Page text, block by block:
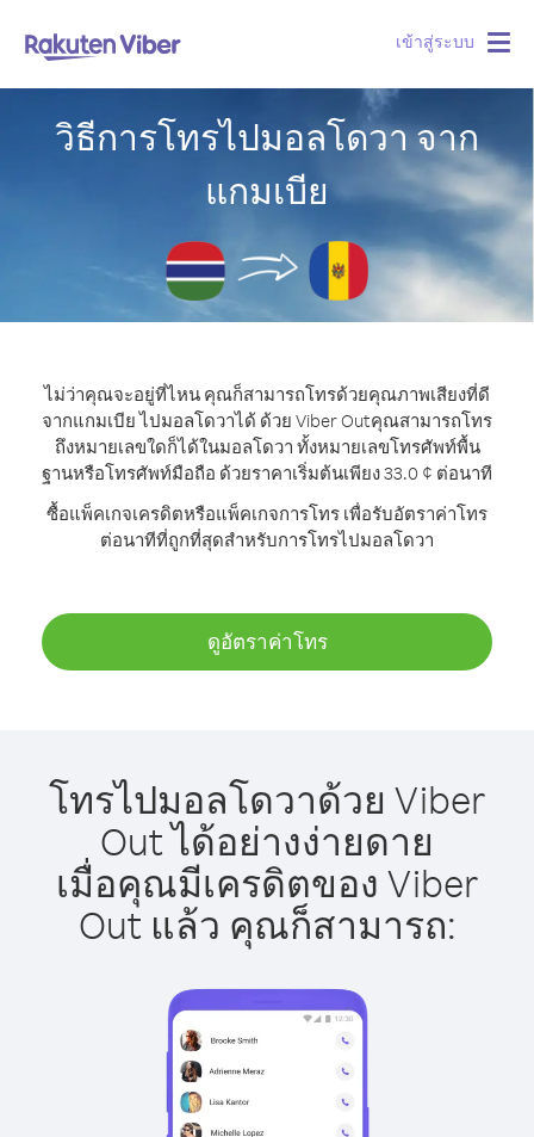
เข้าสู่ระบบ
วิธีการโทรไปมอลโดวา จาก
แกมเบีย
ไม่ว่าคุณจะอยู่ที่ไหน คุณก็สามารถโทรด้วยคุณภาพเสียงที่ดี
จากแกมเบีย ไปมอลโดวาได้ ด้วย Viber Outคุณสามารถโทร
ถึงหมายเลขใดก็ได้ในมอลโดวา ทั้งหมายเลขโทรศัพท์พื้น
ฐานหรือโทรศัพท์มือถือ ด้วยราคาเริ่มต้นเพียง 33.0 ¢ ต่อนาที
ซื้อแพ็คเกจเครดิตหรือแพ็คเกจการโทร เพื่อรับอัตราค่าโทร
ต่อนาทีที่ถูกที่สุดสำหรับการโทรไปมอลโดวา
ดูอัตราค่าโทร
โทรไปมอลโดวาด้วย Viber
Out ได้อย่างง่ายดาย
เมื่อคุณมีเครดิตของ Viber
Out แล้ว คุณก็สามารถ: